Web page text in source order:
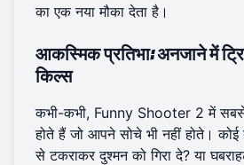
का एक नया मौका देता है।
आकस्मिक प्रतिभा: अनजाने में
किल्स
कभी-कभी, Funny Shooter 2 में सबसे
होते हैं जो आपने सोचे भी नहीं होते। कोई
से टकराकर दुश्मन को गिरा दे? या